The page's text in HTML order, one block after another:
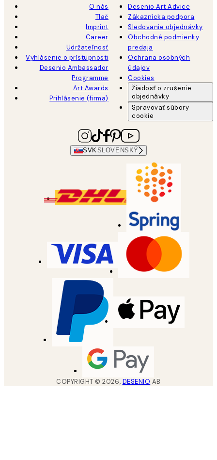
O nás
Tlač
Imprint
Career
Udržateľnosť
Vyhlásenie o prístupnosti
Desenio Ambassador
Programme
Art Awards
Prihlásenie (firma)
Desenio Art Advice
Zákaznícka podpora
Sledovanie objednávky
Obchodné podmienky
predaja
Ochrana osobných
údajov
Cookies
Žiadosť o zrušenie
objednávky
Spravovať súbory
cookie
SVKSLOVENSKÝ
COPYRIGHT ©2026, DESENIO AB